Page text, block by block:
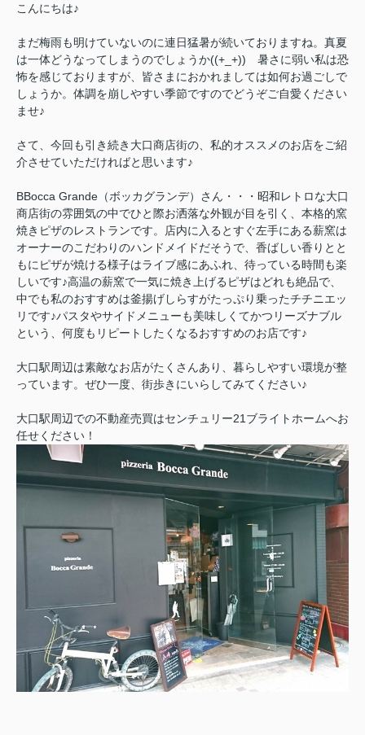
こんにちは♪
まだ梅雨も明けていないのに連日猛暑が続いておりますね。真夏
は一体どうなってしまうのでしょうか((+_+)) 暑さに弱い私は恐
怖を感じておりますが、皆さまにおかれましては如何お過ごしで
しょうか。体調を崩しやすい季節ですのでどうぞご自愛ください
ませ♪
さて、今回も引き続き大口商店街の、私的オススメのお店をご紹
介させていただければと思います♪
BBocca Grande（ボッカグランデ）さん・・・昭和レトロな大口
商店街の雰囲気の中でひと際お洒落な外観が目を引く、本格的窯
焼きピザのレストランです。店内に入るとすぐ左手にある薪窯は
オーナーのこだわりのハンドメイドだそうで、香ばしい香りとと
もにピザが焼ける様子はライブ感にあふれ、待っている時間も楽
しいです♪高温の薪窯で一気に焼き上げるピザはどれも絶品で、
中でも私のおすすめは釜揚げしらすがたっぷり乗ったチチニエッ
リです♪パスタやサイドメニューも美味しくてかつリーズナブル
という、何度もリピートしたくなるおすすめのお店です♪
大口駅周辺は素敵なお店がたくさんあり、暮らしやすい環境が整
っています。ぜひ一度、街歩きにいらしてみてください♪
大口駅周辺での不動産売買はセンチュリー21ブライトホームへお
任せください！